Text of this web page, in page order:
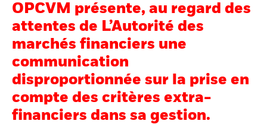
Nous connaître
Produits
Thèmes
Education
OPCVM présente, au regard des
attentes de L’Autorité des
marchés financiers une
communication
disproportionnée sur la prise en
compte des critères extra-
financiers dans sa gestion.